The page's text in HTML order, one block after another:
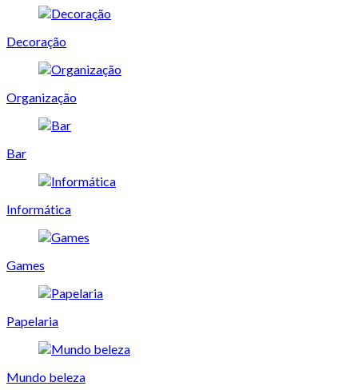
Decoração
Organização
Bar
Informática
Games
Papelaria
Mundo beleza